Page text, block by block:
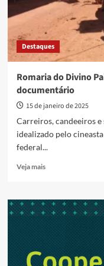
Destaques
Romaria do Divino
documentário
15 de janeiro de 2025
Carreiros, candeeiros
idealizado pelo
federal...
Veja maisRead
Romaria
do
de